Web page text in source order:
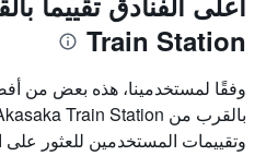
Train Station
وفقًا لمستخدمينا، هذه بعض من
وتقييمات المستخدمين للعثور